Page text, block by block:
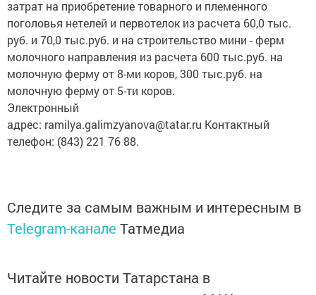
поголовья нетелей и первотелок из расчета 60,0 тыс.
руб. и 70,0 тыс.руб. и на строительство мини - ферм
молочного направления из расчета 600 тыс.руб. на
молочную ферму от 8-ми коров, 300 тыс.руб. на
молочную ферму от 5-ти коров.
Электронный
адрес: ramilya.galimzyanova@tatar.ru Контактный
телефон: (843) 221 76 88.
Telegram-каналеТатмедиа
национальном мессенджере MАХ: